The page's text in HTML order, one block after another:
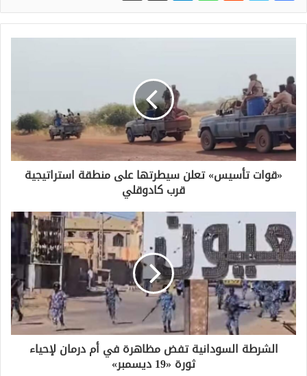
«قوات تأسيس» تعلن سيطرتها على منطقة استراتيجية
قرب كادوقلي
الشرطة السودانية تفض مظاهرة في أم درمان لإحياء
ثورة «19 ديسمبر»